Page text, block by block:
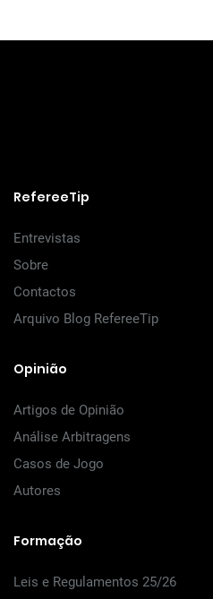
RefereeTip
Entrevistas
Sobre
Contactos
Arquivo Blog RefereeTip
Opinião
Artigos de Opinião
Análise Arbitragens
Casos de Jogo
Autores
Formação
Leis e Regulamentos 25/26